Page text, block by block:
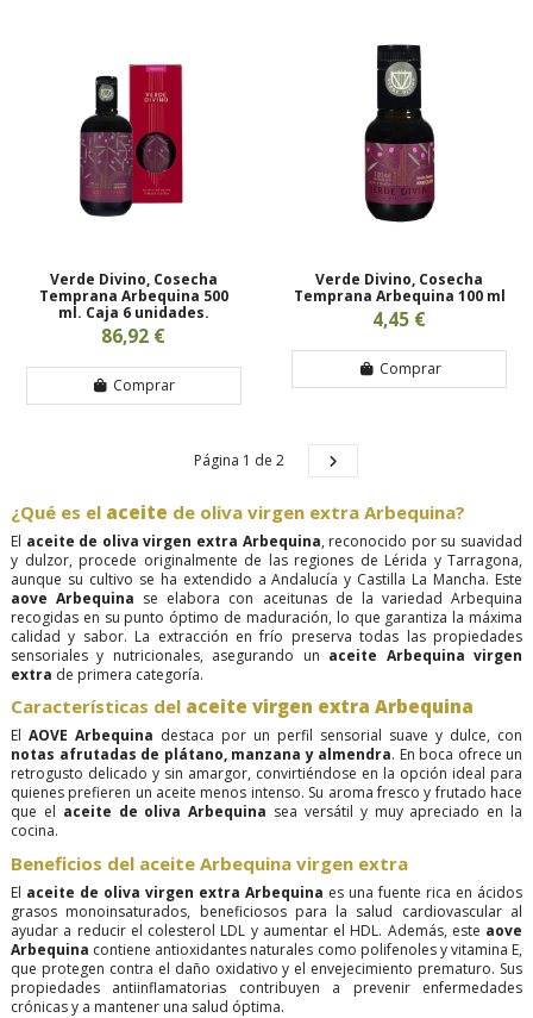
Verde Divino, Cosecha
Temprana Arbequina 500
ml. Caja 6 unidades.
86,92 €
Comprar
Verde Divino, Cosecha
Temprana Arbequina 100 ml
4,45 €
Comprar
Página 1 de 2
¿Qué es el aceite de oliva virgen extra Arbequina?
El aceite de oliva virgen extra Arbequina, reconocido por su suavidad
y dulzor, procede originalmente de las regiones de Lérida y Tarragona,
aunque su cultivo se ha extendido a Andalucía y Castilla La Mancha. Este
aove Arbequina se elabora con aceitunas de la variedad Arbequina
recogidas en su punto óptimo de maduración, lo que garantiza la máxima
calidad y sabor. La extracción en frío preserva todas las propiedades
sensoriales y nutricionales, asegurando un aceite Arbequina virgen
extra de primera categoría.
Características del aceite virgen extra Arbequina
El AOVE Arbequina destaca por un perfil sensorial suave y dulce, con
notas afrutadas de plátano, manzana y almendra. En boca ofrece un
retrogusto delicado y sin amargor, convirtiéndose en la opción ideal para
quienes prefieren un aceite menos intenso. Su aroma fresco y frutado hace
que el aceite de oliva Arbequina sea versátil y muy apreciado en la
cocina.
Beneficios del aceite Arbequina virgen extra
El aceite de oliva virgen extra Arbequina es una fuente rica en ácidos
grasos monoinsaturados, beneficiosos para la salud cardiovascular al
ayudar a reducir el colesterol LDL y aumentar el HDL. Además, este aove
Arbequina contiene antioxidantes naturales como polifenoles y vitamina E,
que protegen contra el daño oxidativo y el envejecimiento prematuro. Sus
propiedades antiinflamatorias contribuyen a prevenir enfermedades
crónicas y a mantener una salud óptima.